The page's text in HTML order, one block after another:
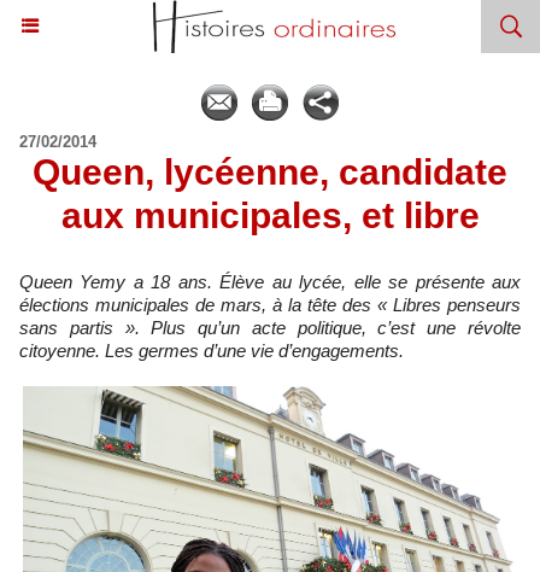
27/02/2014
Queen, lycéenne, candidate
aux municipales, et libre
Queen Yemy a 18 ans. Élève au lycée, elle se présente aux
élections municipales de mars, à la tête des « Libres penseurs
sans partis ». Plus qu’un acte politique, c’est une révolte
citoyenne. Les germes d’une vie d’engagements.